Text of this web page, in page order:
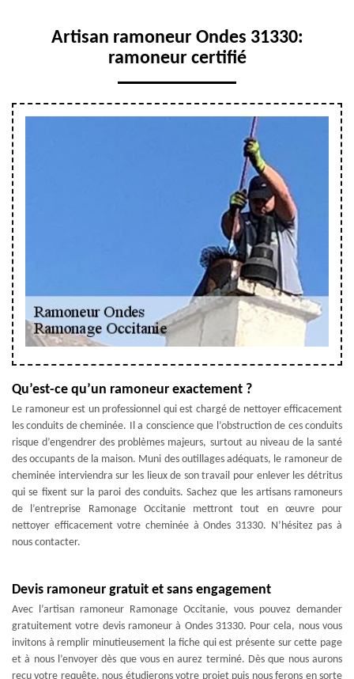
Artisan ramoneur Ondes 31330:
ramoneur certifié
Qu’est-ce qu’un ramoneur exactement ?
Le ramoneur est un professionnel qui est chargé de nettoyer efficacement
les conduits de cheminée. Il a conscience que l’obstruction de ces conduits
risque d’engendrer des problèmes majeurs, surtout au niveau de la santé
des occupants de la maison. Muni des outillages adéquats, le ramoneur de
cheminée interviendra sur les lieux de son travail pour enlever les détritus
qui se fixent sur la paroi des conduits. Sachez que les artisans ramoneurs
de l’entreprise Ramonage Occitanie mettront tout en œuvre pour
nettoyer efficacement votre cheminée à Ondes 31330. N’hésitez pas à
nous contacter.
Devis ramoneur gratuit et sans engagement
Avec l’artisan ramoneur Ramonage Occitanie, vous pouvez demander
gratuitement votre devis ramoneur à Ondes 31330. Pour cela, nous vous
invitons à remplir minutieusement la fiche qui est présente sur cette page
et à nous l’envoyer dès que vous en aurez terminé. Dès que nous aurons
reçu votre requête, nous étudierons votre projet puis nous ferons en sorte